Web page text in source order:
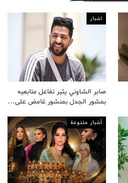
اخبار
صابر الشاوني يثير تفاعل متابعيه
بمشور الجدل بمنشور غامض على…
أخبار متنوعة